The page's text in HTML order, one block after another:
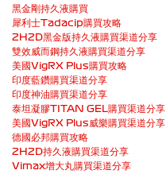
黑金剛持久液購買
犀利士Tadacip購買攻略
2H2D黑金版持久液購買渠道分享
雙效威而鋼持久液購買渠道分享
美國VigRX Plus購買攻略
印度藍鑽購買渠道分享
印度神油購買渠道分享
泰坦凝膠TITAN GEL購買渠道分享
美國VigRX Plus威樂購買渠道分享
德國必邦購買攻略
2H2D持久液購買渠道分享
Vimax增大丸購買渠道分享